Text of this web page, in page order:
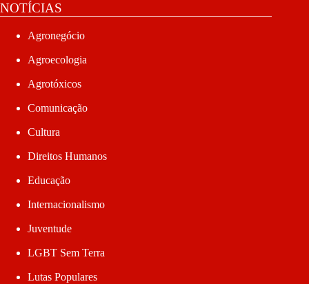
NOTÍCIAS
Agronegócio
Agroecologia
Agrotóxicos
Comunicação
Cultura
Direitos Humanos
Educação
Internacionalismo
Juventude
LGBT Sem Terra
Lutas Populares